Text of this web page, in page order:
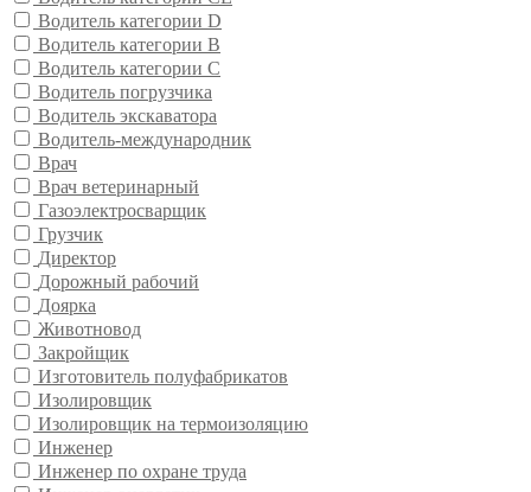
Водитель категории D
Водитель категории В
Водитель категории С
Водитель погрузчика
Водитель экскаватора
Водитель-международник
Врач
Врач ветеринарный
Газоэлектросварщик
Грузчик
Директор
Дорожный рабочий
Доярка
Животновод
Закройщик
Изготовитель полуфабрикатов
Изолировщик
Изолировщик на термоизоляцию
Инженер
Инженер по охране труда